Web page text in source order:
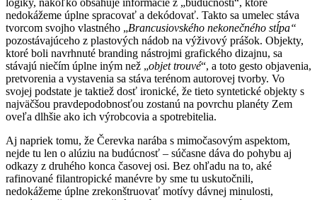
nedokážeme úplne spracovať a dekódovať. Takto sa umelec stáva
tvorcom svojho vlastného „Brancusiovského nekonečného stĺpa“
pozostávajúceho z plastových nádob na výživový prášok. Objekty,
ktoré boli navrhnuté branding nástrojmi grafického dizajnu, sa
stávajú niečím úplne iným než „objet trouvé“, a toto gesto objavenia,
pretvorenia a vystavenia sa stáva terénom autorovej tvorby. Vo
svojej podstate je taktiež dosť ironické, že tieto syntetické objekty s
najväčšou pravdepodobnosťou zostanú na povrchu planéty Zem
oveľa dlhšie ako ich výrobcovia a spotrebitelia.
Aj napriek tomu, že Čerevka narába s mimočasovým aspektom,
nejde tu len o alúziu na budúcnosť – súčasne dáva do pohybu aj
odkazy z druhého konca časovej osi. Bez ohľadu na to, aké
rafinované filantropické manévre by sme tu uskutočnili,
nedokážeme úplne zrekonštruovať motívy dávnej minulosti,